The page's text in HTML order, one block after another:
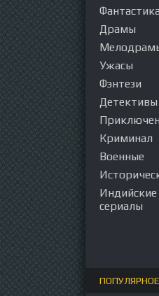
Фантастика
Драмы
Ужасы
Фэнтези
Детективы
Криминал
Военные
Индийские
сериалы
ПОПУЛЯРНОЕ